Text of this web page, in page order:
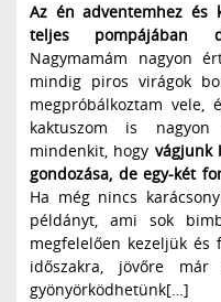
Az én adventemhez és
teljes pompájában
Nagymamám nagyon
mindig piros virágok
megpróbálkoztam vele,
kaktuszom is nagyon
mindenkit, hogy vágjunk
gondozása, de egy-két
Ha még nincs
példányt, ami sok
megfelelően kezeljük és
időszakra, jövőre
gyönyörködhetünk[…]